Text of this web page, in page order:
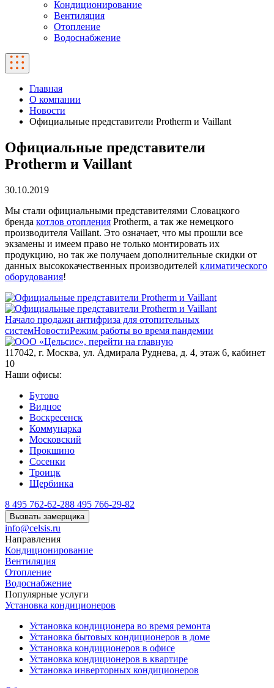
Кондиционирование
Вентиляция
Отопление
Водоснабжение
Главная
О компании
Новости
Официальные представители Protherm и Vaillant
Официальные представители
Protherm и Vaillant
30.10.2019
Мы стали официальными представителями Словацкого
бренда котлов отопления Protherm, а так же немецкого
производителя Vaillant. Это означает, что мы прошли все
экзамены и имеем право не только монтировать их
продукцию, но так же получаем дополнительные скидки от
данных высококачественных производителей климатического
оборудования!
Начало продажи антифриза для отопительных
системНовостиРежим работы во время пандемии
117042, г. Москва, ул. Адмирала Руднева, д. 4, этаж 6, кабинет
10
Наши офисы:
Бутово
Видное
Воскресенск
Коммунарка
Московский
Прокшино
Сосенки
Троицк
Щербинка
8 495 762-62-288 495 766-29-82
Вызвать замерщика
info@celsis.ru
Направления
Кондиционирование
Вентиляция
Отопление
Водоснабжение
Популярные услуги
Установка кондиционеров
Установка кондиционера во время ремонта
Установка бытовых кондиционеров в доме
Установка кондиционеров в офисе
Установка кондиционеров в квартире
Установка инверторных кондиционеров